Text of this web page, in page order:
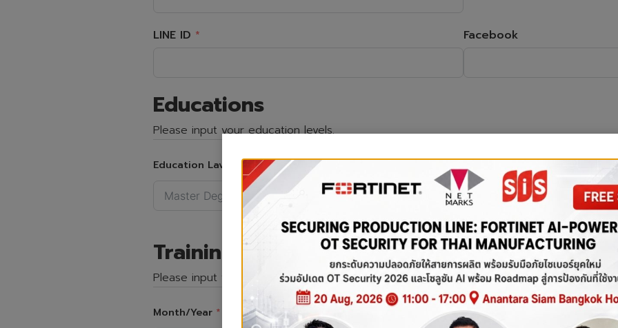
LINE ID Facebook
Educations
Please input your education levels.
Education Lavel Institute Name Major Subject Attended From Attended
Training/Special Courses
Please input your training/special courses.
Month/Year Institute/Company